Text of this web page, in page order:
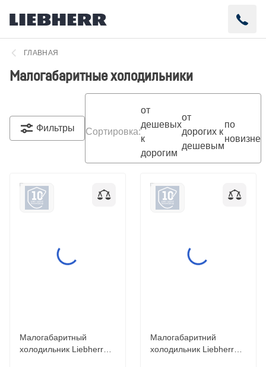
ГЛАВНАЯ
Малогабаритные холодильники
Фильтры Сортировка:
от
дешевых
к
дорогим
от
дорогих к
дешевым
по
новизне
Малогабаритный
холодильник Liebherr
Малогабаритный
холодильник Liebherr
Малогабаритний
холодильник Liebherr
Малогабаритний
холодильник Liebherr